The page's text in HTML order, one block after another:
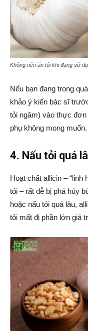
Không nên ăn tỏi khi đang sử
Nếu bạn đang trong
khảo ý kiến bác sĩ
tỏi ngâm) vào thực
phụ không mong muốn.
4. Nấu tỏi quá
Hoạt chất allicin – “linh
tỏi – rất dễ bị phá hủy
hoặc nấu tỏi quá lâu,
tỏi mất đi phần lớn giá